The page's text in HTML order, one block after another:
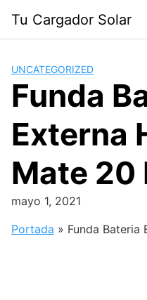
contenido
Tu Cargador Solar
UNCATEGORIZED
Funda
Externa
Mate 20
mayo 1, 2021
Portada » Funda Bateria